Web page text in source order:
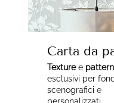
Carta da
Texturee pattern
esclusivi per
scenografici e